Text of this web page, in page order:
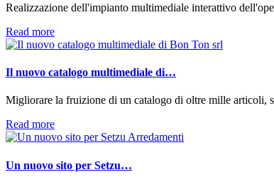
Realizzazione dell'impianto multimediale interattivo
Read more
Il nuovo catalogo multimediale di…
Migliorare la fruizione di un catalogo di oltre mille articoli,
Read more
Un nuovo sito per Setzu…